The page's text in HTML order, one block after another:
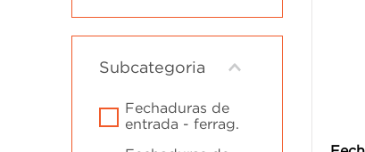
Subcategoria
fechaduras de
entrada - ferrag.
9 vaso sanitário